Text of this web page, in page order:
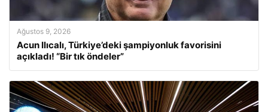
Ağustos 9, 2026
Acun Ilıcalı, Türkiye’deki şampiyonluk favorisini
açıkladı! “Bir tık öndeler”